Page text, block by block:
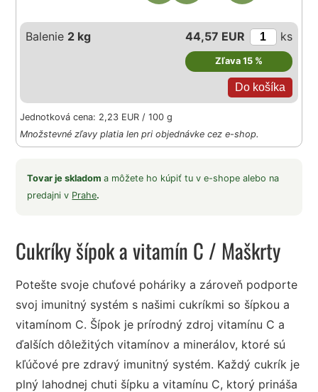
Balenie 2 kg 44,57 EUR ks
Zľava 15 %
Jednotková cena: 2,23 EUR / 100 g
Množstevné zľavy platia len pri objednávke cez e-shop.
Tovar je skladoma môžete ho kúpiť tu v e-shope alebo na
predajni v Prahe.
Cukríky šípok a vitamín C / Maškrty
Potešte svoje chuťové poháriky a zároveň podporte
svoj imunitný systém s našimi cukríkmi so šípkou a
vitamínom C. Šípok je prírodný zdroj vitamínu C a
ďalších dôležitých vitamínov a minerálov, ktoré sú
kľúčové pre zdravý imunitný systém. Každý cukrík je
plný lahodnej chuti šípku a vitamínu C, ktorý prináša